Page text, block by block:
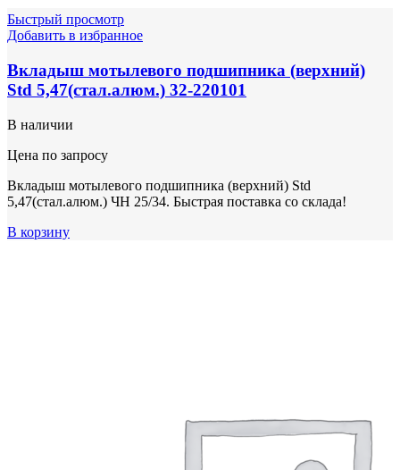
Быстрый просмотр
Добавить в избранное
Вкладыш мотылевого подшипника (верхний)
Std 5,47(стал.алюм.) 32-220101
В наличии
Цена по запросу
Вкладыш мотылевого подшипника (верхний) Std
5,47(стал.алюм.) ЧН 25/34. Быстрая поставка со склада!
В корзину